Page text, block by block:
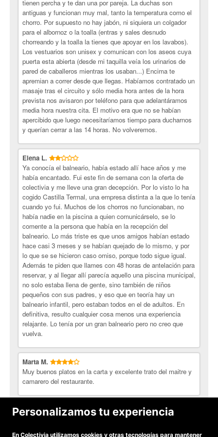
El Recorrido termal guiado de Castilla Termal Balneario de
Solares está distribuido en dos alturas diferentes donde se
alternan distintas temperaturas y grados de humedad.
En la planta baja:
- Piscina fría o Tepidarium con una temperatura aproximada
de 24º - 25º C.
- Baño de vapor o Vaporarium 40º/45º y 100% de humedad.
- Piscina caliente a 38º - 39º C o Caldarium.
- Sauna seca a 80º C o Laconicum.
- Fuente de hielo o Frigidarium.
- Piscina templada de 33º - 34º C de relajación o Flotarium.
- Tumbonas donde se realiza un rehidratación corporal de la
epidermis.
En la parte superior: Sala de reposo con Agua, infusiones y
brocheta de frutas.
Duración: 1 hora y 30 minutos.
¡Colectivia piensa en tu bienestar!
tienen percha y te dan una por pareja. La duchas son
antiguas y funcionan muy mal, tanto la temperatura como el
chorro. Por supuesto no hay jabón, ni siquiera un colgador
para el albornoz o la toalla (entras y sales desnudo
chorreando y la toalla la tienes que apoyar en los lavabos).
Los vestuarios son unisex y comunican con los aseos cuya
puerta esta abierta (desde mi taquilla veía los urinarios de
pared de caballeros mientras los usaban...) Encima te
apremian a correr desde que llegas. Habíamos contratado un
masaje tras el circuito y sólo media hora antes de la hora
prevista nos avisaron por teléfono para que adelantáramos
media hora nuestra cita. El motivo era que no se habían
apercibido que luego necesitaríamos tiempo para ducharnos
y querían cerrar a las 14 horas. No volveremos.
Elena L.
Ya conocía el balneario, había estado allí hace años y me
había encantado. Fui este fin de semana con la oferta de
colectivia y me lleve una gran decepción. Por lo visto lo ha
cogido Castilla Termal, una empresa distinta a la que lo tenía
cuando yo fui. Muchos de los chorros no funcionaban, no
había nadie en la piscina a quien comunicárselo, se lo
comente a la persona que había en la recepción del
balneario. Lo más triste es que unos amigos habían estado
hace casi 3 meses y se habían quejado de lo mismo, y por
lo que se se hicieron caso omiso, porque todo sigue igual.
Además te piden que llames con 48 horas de antelación para
reservar, y al llegar allí parecía aquello una piscina municipal,
no solo estaba llena de gente, sino también de niños
pequeños con sus padres, y eso que en teoría hay un
balneario infantil, pero estaban todos en el de adultos. En
definitiva, resulto cualquier cosa menos una experiencia
relajante. Lo tenía por un gran balneario pero no creo que
vuelva.
Marta M.
Muy buenos platos en la carta y excelente trato del maitre y
camarero del restaurante.
Rodolfo G.
Personalizamos tu experiencia
En Colectivia utilizamos cookies y otras tecnologías para mantener